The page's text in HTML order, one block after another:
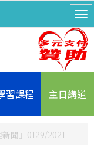
習課程 主日講道
聞」0129/2021